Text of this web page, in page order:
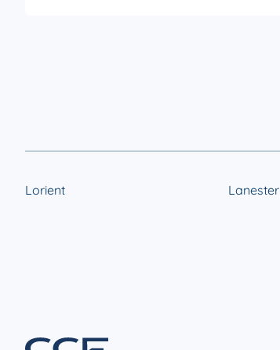
Lorient Lanester